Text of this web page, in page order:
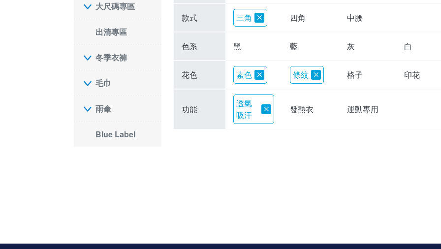
大尺碼專區
出清專區
冬季衣褲
毛巾
雨傘
Blue Label
款式 三角 四角 中腰
色系 黑 藍 灰 白
花色 素色 條紋 格子 印花
功能
透氣
吸汗
發熱衣 運動專用